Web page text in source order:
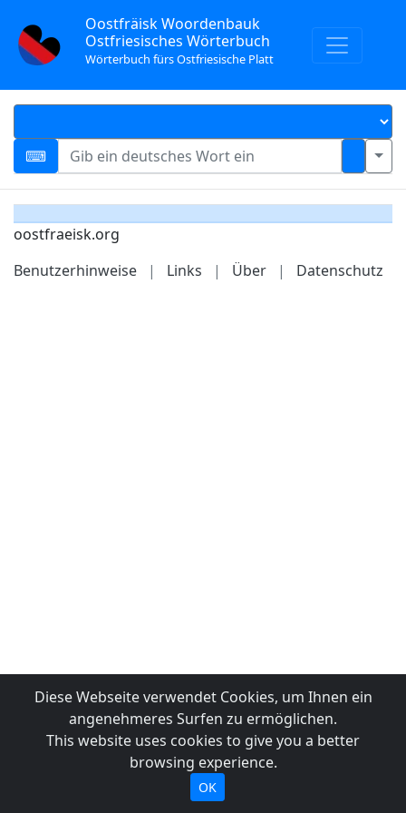
Oostfräisk Woordenbauk
Ostfriesisches Wörterbuch
Wörterbuch fürs Ostfriesische Platt
oostfraeisk.org
Benutzerhinweise
| Links | Über | Datenschutz
Diese Webseite verwendet Cookies, um Ihnen ein
angenehmeres Surfen zu ermöglichen.
This website uses cookies to give you a better
browsing experience.
OK